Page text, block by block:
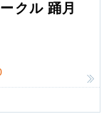
クル 踊月